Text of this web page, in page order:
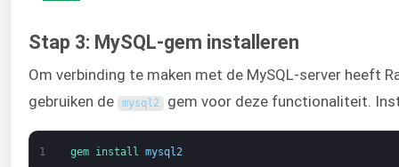
Stap 3: MySQL-gem installeren
Om verbinding te maken met de MySQL-server heeft
gebruiken de
mysql2 gem voor deze functionaliteit.
1 gem install mysql2